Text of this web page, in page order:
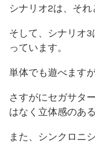
シナリオ2は、それ
そして、シナリオ
っています。
単体でも遊べます
さすがにセガサタ
はなく立体感のあ
また、シンクロニ